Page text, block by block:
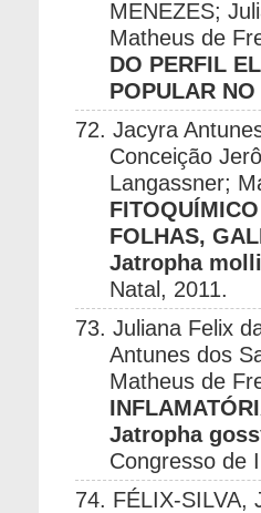
MENEZES;
Matheus de
DO PERFIL
POPULAR NO
72. Jacyra
Conceição
Langassner;
FOLHAS,
Jatropha
Natal, 2011.
73. Juliana Felix
Antunes dos
Matheus de
Jatropha
Congresso de
74. FÉLIX-SILVA,